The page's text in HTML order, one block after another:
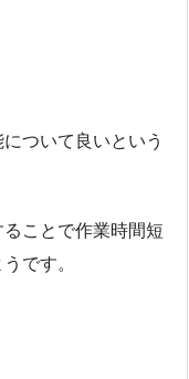
ついて良いという
ことで作業時間短
です。